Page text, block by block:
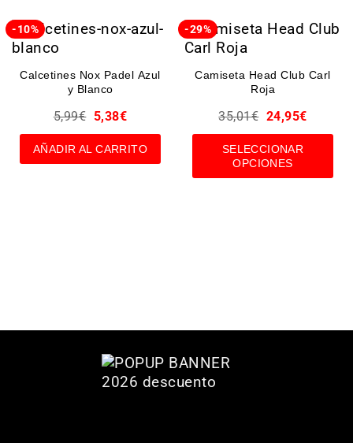
-10%
Calcetines Nox Padel Azul
y Blanco
5,99€ 5,38€
AÑADIR AL CARRITO
-29%
Camiseta Head Club Carl
Roja
35,01€ 24,95€
SELECCIONAR
OPCIONES